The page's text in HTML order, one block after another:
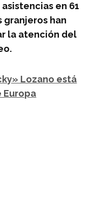
asistencias en 61
han
la atención del
Lozano está
Europa